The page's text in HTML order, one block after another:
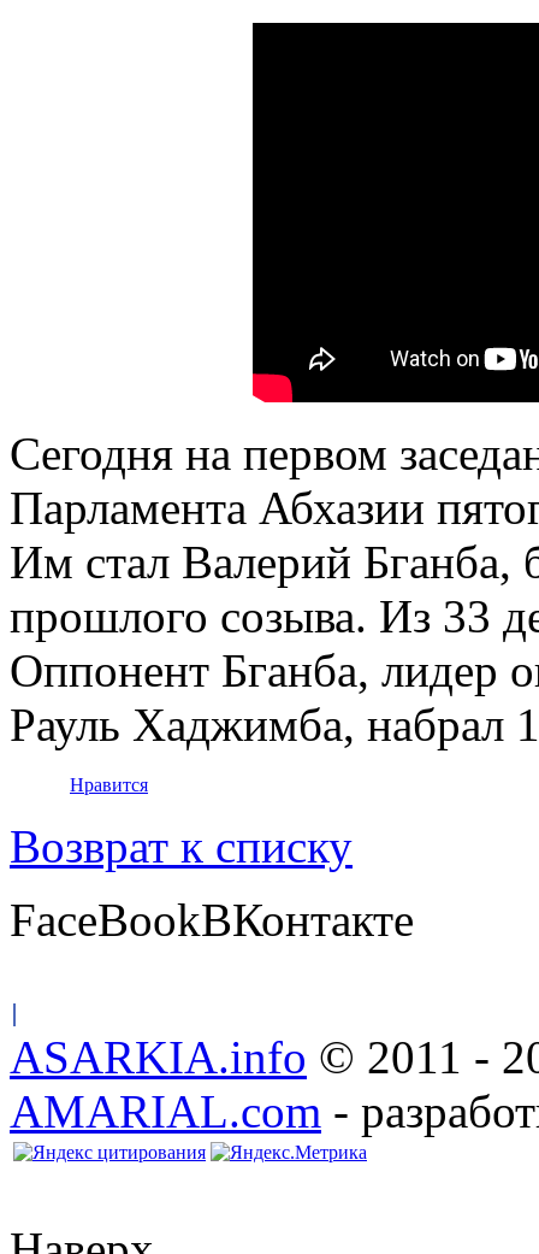
Сегодня на первом
Парламента Абхазии
Им стал Валерий Бганба,
прошлого созыва. Из 33
Оппонент Бганба, лидер
Рауль Хаджимба, набрал
Нравится
Возврат к списку
FaceBookВКонтакте
ASARKIA.info © 2011 -
AMARIAL.com -